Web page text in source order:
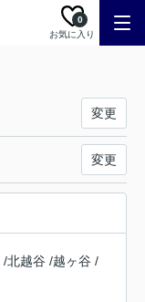
お気に入り
0
変更
変更
/北越谷 /越ヶ谷 /